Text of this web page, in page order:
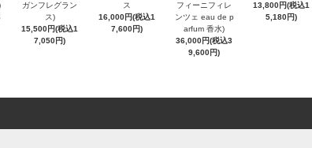
ガンフレグラン
ス)
15,500円(税込1
7,050円)
ス
16,000円(税込1
7,600円)
フィーニフィレ
ンツェ eau de p
arfum 香水)
36,000円(税込3
9,600円)
13,800円(税込1
5,180円)